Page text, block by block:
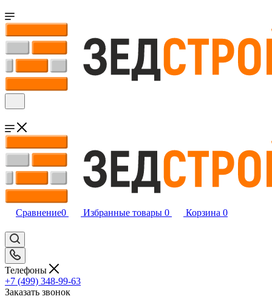
Сравнение0 Избранные товары 0 Корзина 0
Телефоны
+7 (499) 348-99-63
Заказать звонок